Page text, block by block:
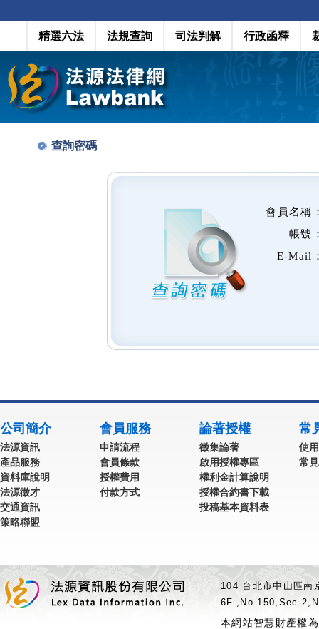
精選六法 法規查詢 司法判解 行政函釋
查詢密碼
會員名稱
帳號
E-Mail
公司簡介
法源資訊
產品服務
資料庫說明
法源徵才
交通資訊
策略聯盟
會員服務
申請流程
會員條款
授權費用
付款方式
論著授權
徵集論著
啟用授權專區
權利金計算說明
授權合約書下載
投稿基本資料表
常
使
常
104 台北市中山區
本網站智慧財產權